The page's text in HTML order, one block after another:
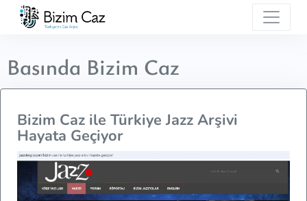
Basında Bizim Caz
Bizim Caz ile Türkiye Jazz Arşivi
Hayata Geçiyor